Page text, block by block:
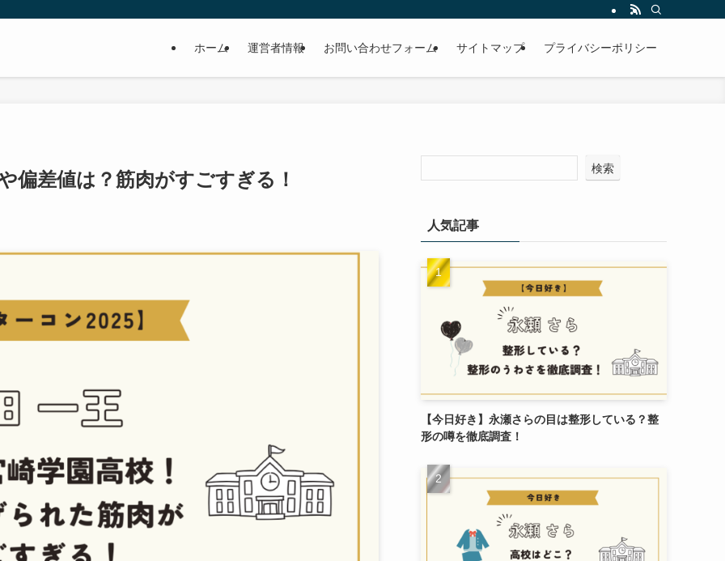
ホーム 運営者情報 お問い合わせフォーム サイトマップ プライバシーポリシー
偏差値は？筋肉がすごすぎる！ 検索
人気記事
【今日好き】永瀬さらの目は整形している？整
形の噂を徹底調査！